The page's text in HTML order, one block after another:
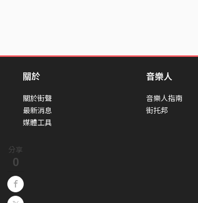
分享
0
關於
關於街聲
最新消息
媒體工具
音樂人
音樂人指南
街托邦